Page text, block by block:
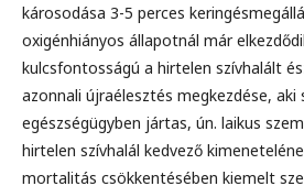
károsodása 3-5 perces
oxigénhiányos állapotnál már
kulcsfontosságú a hirtelen szívhalált
azonnali újraélesztés megkezdése, aki
egészségügyben jártas, ún. laikus
hirtelen szívhalál kedvező
mortalitás csökkentésében kiemelt